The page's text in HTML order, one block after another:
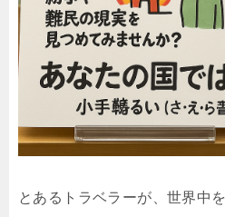
とあるトラベラーが、世界中